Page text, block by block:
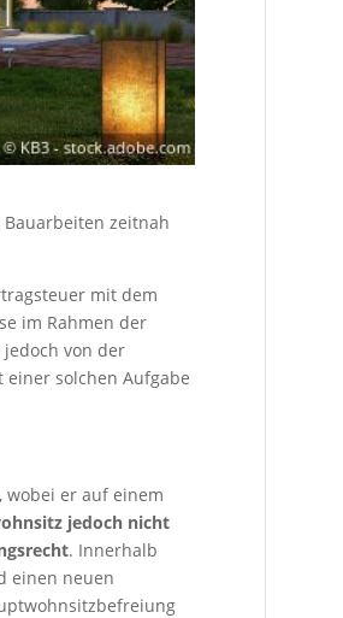
zeitnah
mit dem
im Rahmen der
von der
einer solchen Aufgabe
er auf einem
jedoch nicht
. Innerhalb
einen neuen